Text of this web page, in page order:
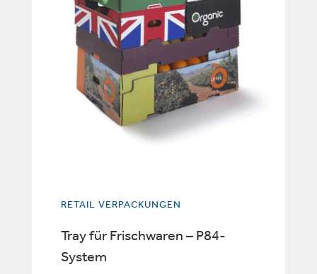
RETAIL VERPACKUNGEN
Tray für Frischwaren – P84-
System